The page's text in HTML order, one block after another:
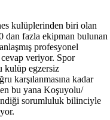
kulüplerinden biri olan
dan fazla ekipman bulunan
profesyonel
veriyor. Spor
kulüp egzersiz
karşılanmasına kadar
bu yana Koşuyolu/
sorumluluk bilinciyle